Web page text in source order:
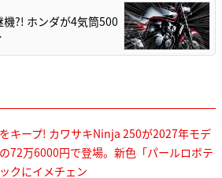
機?! ホンダが4気筒500
キープ! カワサキNinja 250が2027年モデ
72万6000円で登場。新色「パールロボテ
クにイメチェン